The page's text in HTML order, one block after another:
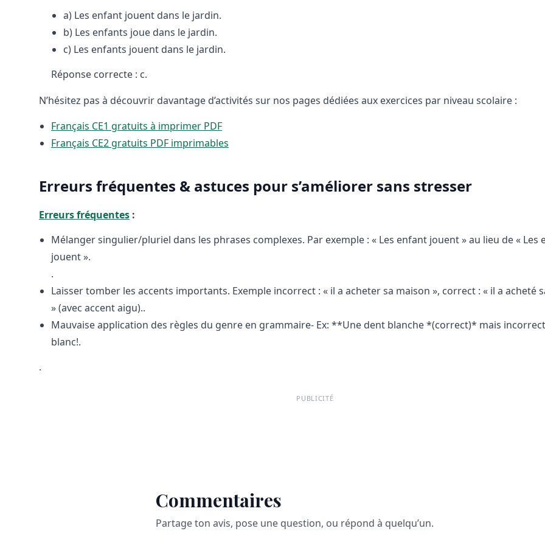
a) Les enfant jouent dans le jardin.
b) Les enfants joue dans le jardin.
c) Les enfants jouent dans le jardin.
Réponse correcte : c.
N’hésitez pas à découvrir davantage d’activités sur nos pages dédiées aux exercices par niveau scolaire :
Français CE1 gratuits à imprimer PDF
Français CE2 gratuits PDF imprimables
Erreurs fréquentes & astuces pour s’améliorer sans stresser
Erreurs fréquentes :
Mélanger singulier/pluriel dans les phrases complexes. Par exemple : « Les enfant jouent » au lieu de « Les
jouent ».
.
Laisser tomber les accents importants. Exemple incorrect : « il a acheter sa maison », correct : « il a acheté
» (avec accent aigu)..
Mauvaise application des règles du genre en grammaire- Ex: **Une dent blanche *(correct)* mais
blanc!.
.
PUBLICITÉ
Commentaires
Partage ton avis, pose une question, ou répond à quelqu’un.